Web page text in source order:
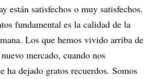
están satisfechos o muy satisfechos.
fundamental es la calidad de la
Los que hemos vivido arriba de
mercado, cuando nos
ha dejado gratos recuerdos. Somos